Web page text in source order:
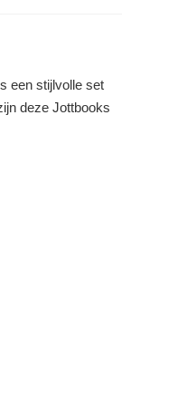
een stijlvolle set
deze Jottbooks